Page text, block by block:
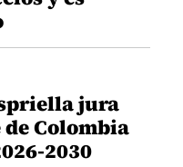
jura
Colombia
2030